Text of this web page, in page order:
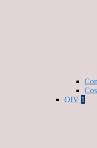
OIV 1